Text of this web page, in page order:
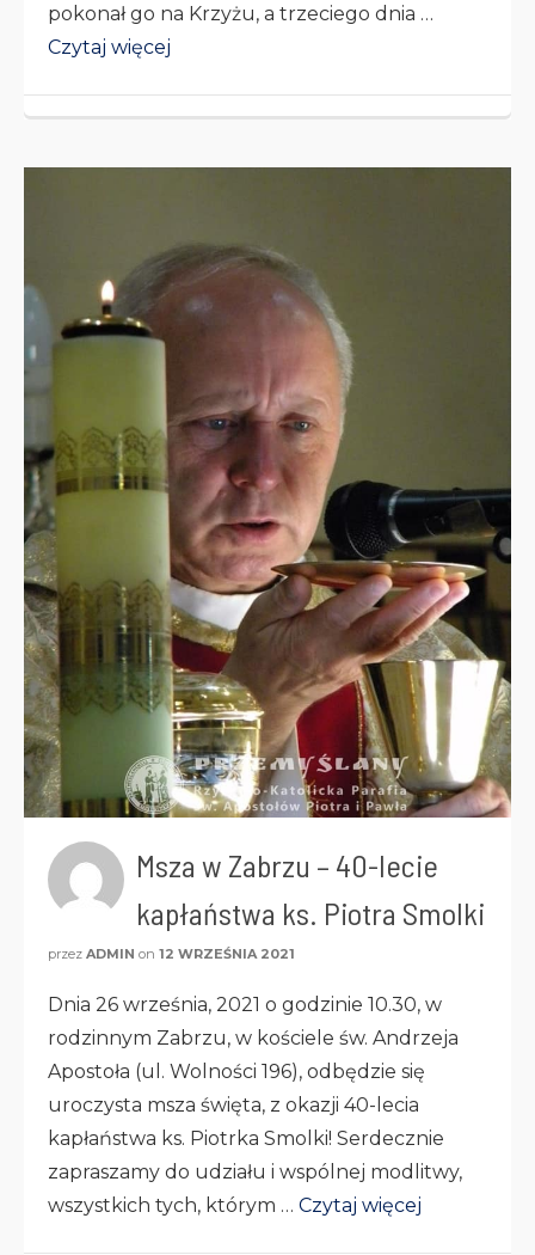
pokonał go na Krzyżu, a trzeciego dnia …
Czytaj więcej
Msza w Zabrzu – 40-lecie
kapłaństwa ks. Piotra Smolki
przez ADMIN on 12 WRZEŚNIA 2021
Dnia 26 września, 2021 o godzinie 10.30, w
rodzinnym Zabrzu, w kościele św. Andrzeja
Apostoła (ul. Wolności 196), odbędzie się
uroczysta msza święta, z okazji 40-lecia
kapłaństwa ks. Piotrka Smolki! Serdecznie
zapraszamy do udziału i wspólnej modlitwy,
wszystkich tych, którym … Czytaj więcej